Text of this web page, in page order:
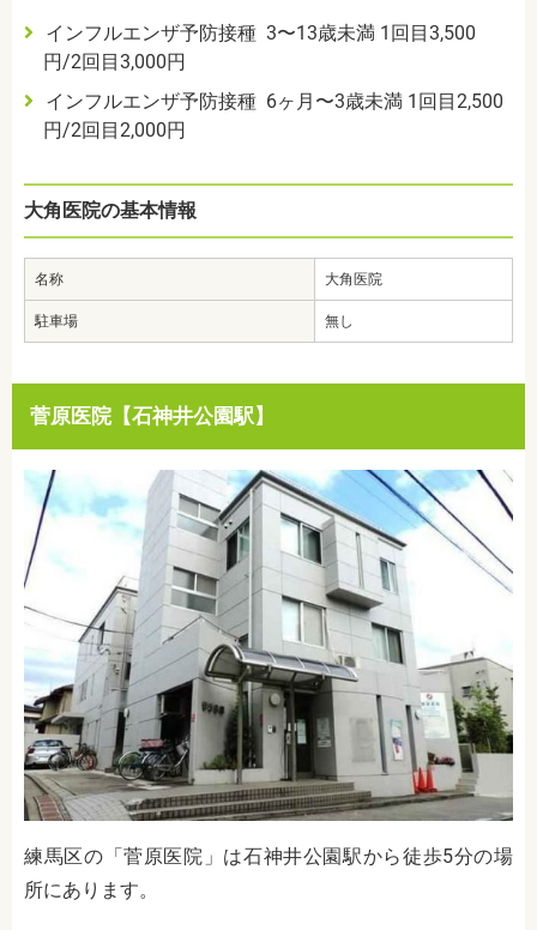
インフルエンザ予防接種 3〜13歳未満 1回目3,500
円/2回目3,000円
インフルエンザ予防接種 6ヶ月〜3歳未満 1回目2,500
円/2回目2,000円
大角医院の基本情報
名称 大角医院
駐車場 無し
菅原医院【石神井公園駅】
練馬区の「菅原医院」は石神井公園駅から徒歩5分の場
所にあります。